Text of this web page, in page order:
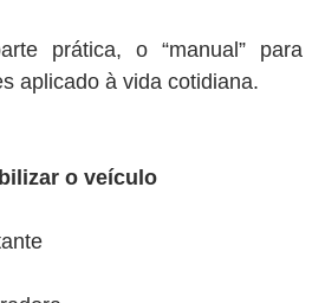
prática, o “manual” para
aplicado à vida cotidiana.
o veículo